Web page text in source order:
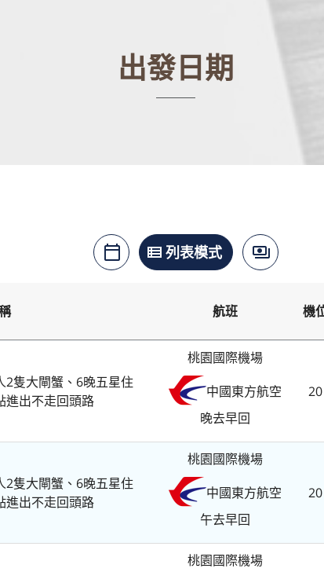
出發日期
calendar_today
月曆模式
view_list
列表模式 payments
價格模式
航班 機
2隻大閘蟹、6晚五星住
進出不走回頭路
桃園國際機場
中國東方航空
晚去早回
20
2隻大閘蟹、6晚五星住
進出不走回頭路
桃園國際機場
中國東方航空
午去早回
20
桃園國際機場